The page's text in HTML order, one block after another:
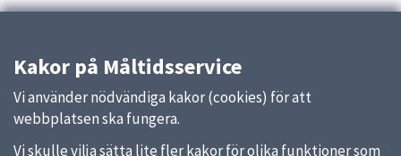
Kakor på Måltidsservice
Vi använder nödvändiga kakor (cookies) för att
webbplatsen ska fungera.
Vi skulle vilja sätta lite fler kakor för olika funktioner som